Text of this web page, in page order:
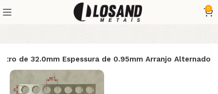
0
de 32.0mm Espessura de 0.95mm Arranjo Alternado